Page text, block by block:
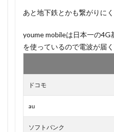
あと地下鉄とかも繋がりに
youme mobileは日本一の4G
を使っているので電波が届
ドコモ
au
ソフトバンク